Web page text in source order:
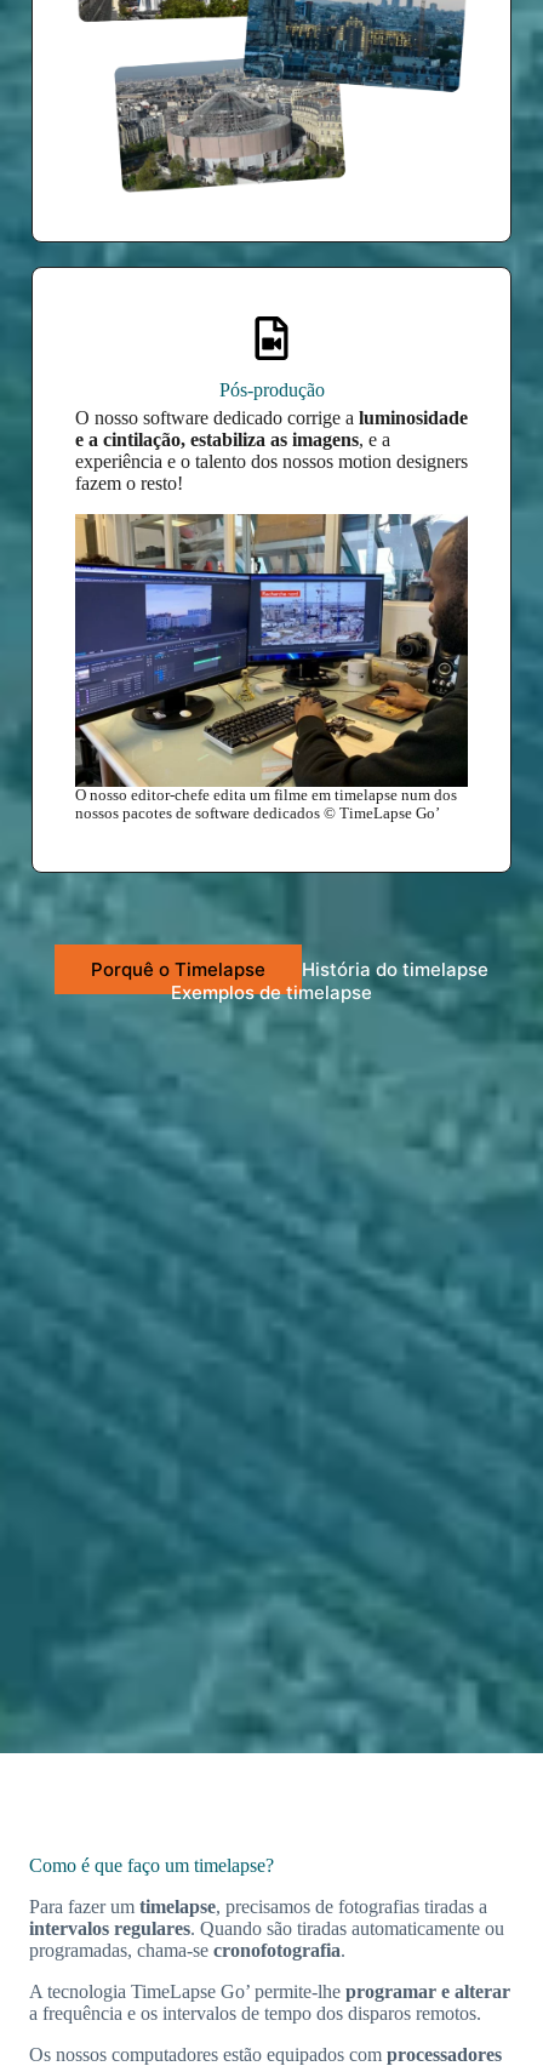
Pós-produção
O nosso software dedicado corrige a luminosidade
e a cintilação, estabiliza as imagens, e a
experiência e o talento dos nossos motion designers
fazem o resto!
O nosso editor-chefe edita um filme em timelapse num dos
nossos pacotes de software dedicados © TimeLapse Go’
Porquê o Timelapse
História do timelapse
Exemplos de timelapse
Como é que faço um timelapse?
Para fazer um timelapse, precisamos de fotografias tiradas a
intervalos regulares. Quando são tiradas automaticamente ou
programadas, chama-se cronofotografia.
A tecnologia TimeLapse Go’ permite-lhe programar e alterar
a frequência e os intervalos de tempo dos disparos remotos.
Os nossos computadores estão equipados com processadores